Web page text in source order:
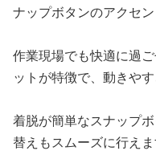
ナップボタンのアクセ
作業現場でも快適に過
ットが特徴で、動きや
着脱が簡単なスナップ
替えもスムーズに行えま